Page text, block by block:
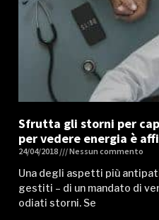
Sfrutta gli storni per
per vedere energia è
24/04/2018 Nessun commento
Una degli aspetti più
gestiti – di un mandato di
odiati storni. Se